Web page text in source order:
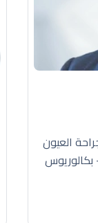
العيون
بكالوريوس